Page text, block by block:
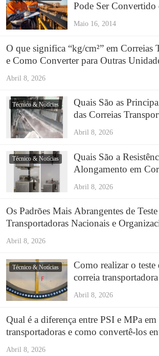
Pode Ser Convertido
Maio 16, 2014
O que significa “kg/cm²” em Correias
e Como Converter para Outras
Abril 8, 2026
Técnico & Notícias
Quais São as
das Correias
Resistentes ao
Abril 8, 2026
Técnico & Notícias
Quais São a
Alongamento em
Abril 8, 2026
Os Padrões Mais Abrangentes de
Transportadoras Nacionais e
Abril 8, 2026
Técnico & Notícias
Como realizar o teste
correia transportadora
Abril 8, 2026
Qual é a diferença entre PSI e MPa em
transportadoras e como convertê-los
Abril 8, 2026